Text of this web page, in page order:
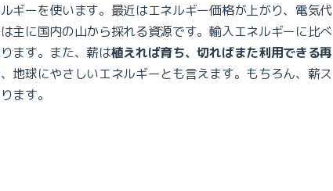
ギーを使います。最近はエネルギー価格が上がり、電気代
主に国内の山から採れる資源です。輸入エネルギーに比べ
ます。また、薪は植えれば育ち、切ればまた利用できる再
地球にやさしいエネルギーとも言えます。もちろん、薪ス
ます。